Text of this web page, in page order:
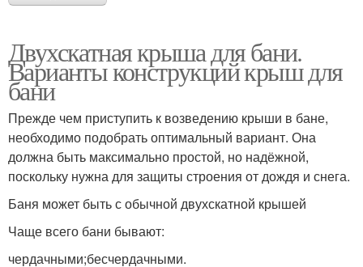
Двухскатная крыша для бани.
Варианты конструкций крыш для
бани
Прежде чем приступить к возведению крыши в бане,
необходимо подобрать оптимальный вариант. Она
должна быть максимально простой, но надёжной,
поскольку нужна для защиты строения от дождя и снега.
Баня может быть с обычной двухскатной крышей
Чаще всего бани бывают:
чердачными;бесчердачными.